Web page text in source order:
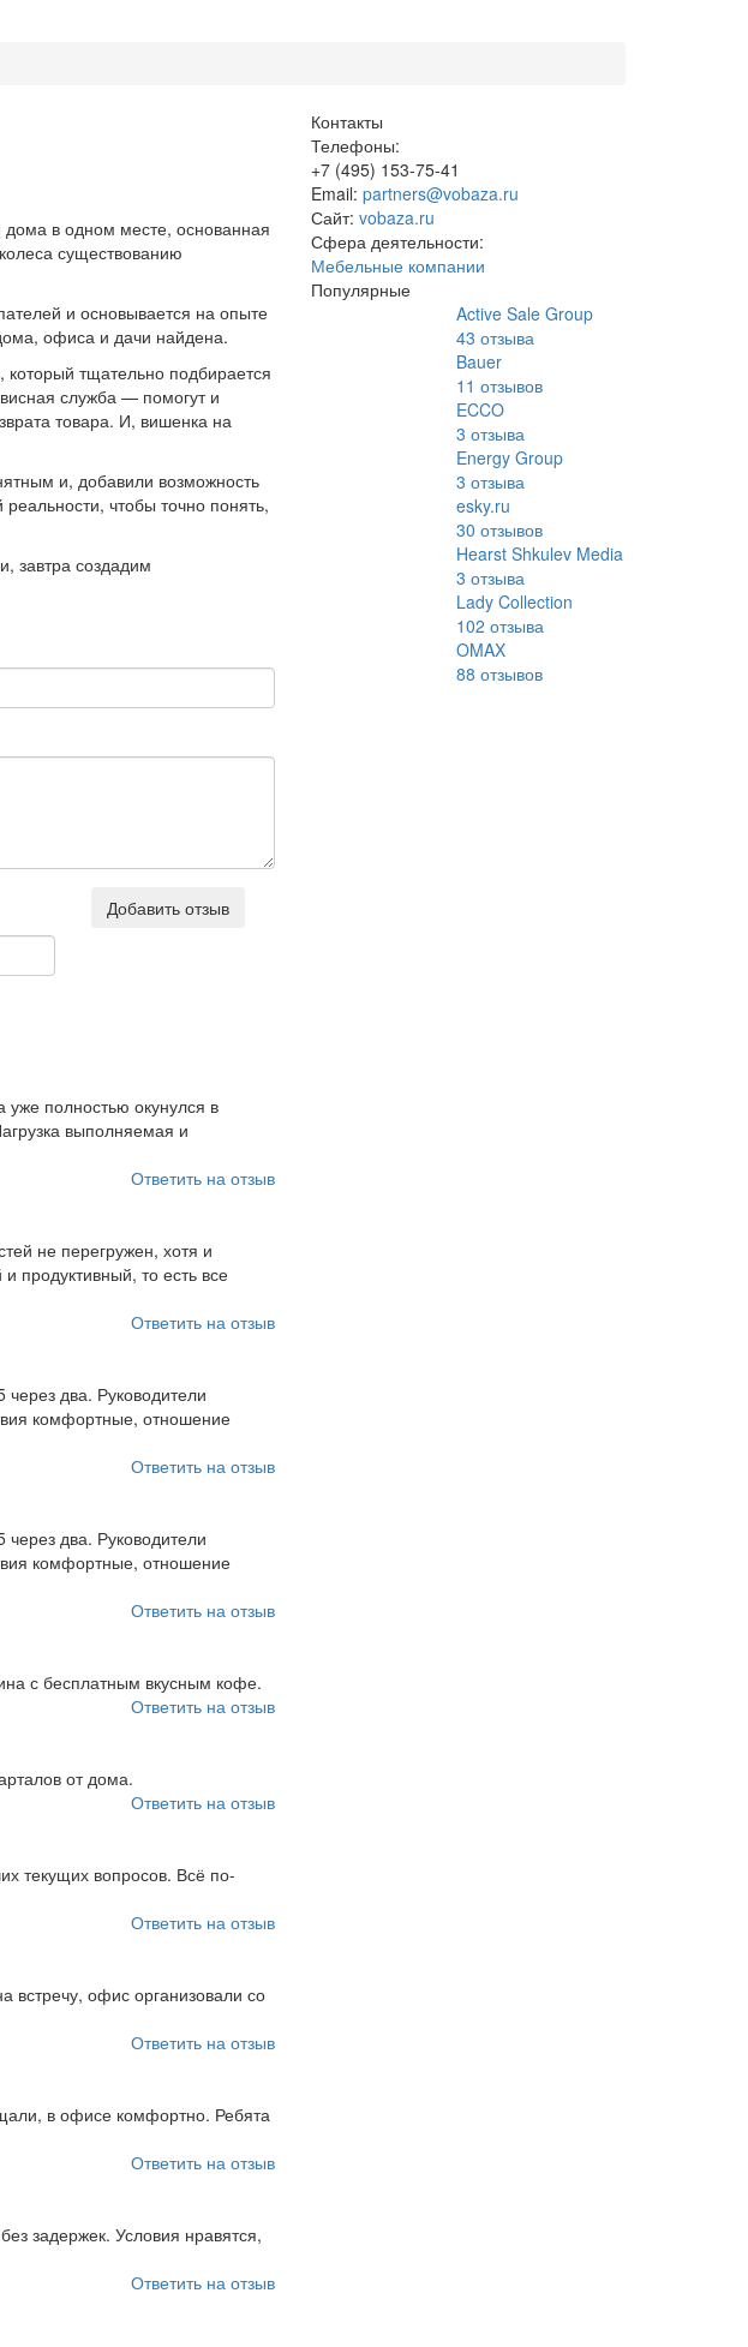
в одном месте, основанная
существованию
и основывается на опыте
офиса и дачи найдена.
тщательно подбирается
служба — помогут и
товара. И, вишенка на
и, добавили возможность
чтобы точно понять,
завтра создадим
Добавить отзыв
уже полностью окунулся в
выполняемая и
Ответить на отзыв
не перегружен, хотя и
продуктивный, то есть все
Ответить на отзыв
два. Руководители
комфортные, отношение
Ответить на отзыв
два. Руководители
комфортные, отношение
Ответить на отзыв
с бесплатным вкусным кофе.
Ответить на отзыв
от дома.
Ответить на отзыв
текущих вопросов. Всё по-
Ответить на отзыв
встречу, офис организовали со
Ответить на отзыв
в офисе комфортно. Ребята
Ответить на отзыв
задержек. Условия нравятся,
Ответить на отзыв
Контакты
Телефоны:
+7 (495) 153-75-41
Email: partners@vobaza.ru
Сайт: vobaza.ru
Сфера деятельности:
Мебельные компании
Популярные
Active Sale Group
43 отзыва
Bauer
11 отзывов
ECCO
3 отзыва
Energy Group
3 отзыва
esky.ru
30 отзывов
Hearst Shkulev Media
3 отзыва
Lady Collection
102 отзыва
OMAX
88 отзывов